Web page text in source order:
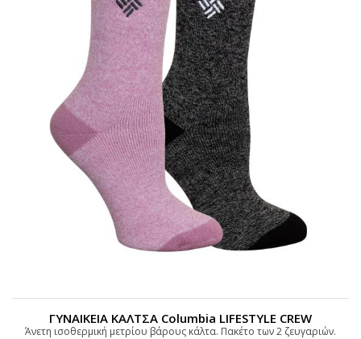
ΓΥΝΑΙΚΕΙΑ ΚΑΛΤΣΑ Columbia LIFESTYLE CREW
Άνετη ισοθερμική μετρίου βάρους κάλτα. Πακέτο των 2 ζευγαριών.